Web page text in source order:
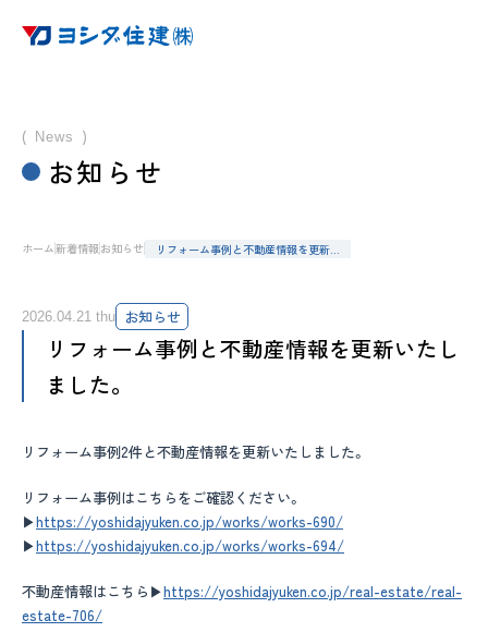
News
お知らせ
ホーム新着情報 お知らせ リフォーム事例と不動産情報を更新…
2026.04.21 thu お知らせ
リフォーム事例と不動産情報を更新いたし
ました。
リフォーム事例2件と不動産情報を更新いたしました。
リフォーム事例はこちらをご確認ください。
▶︎https://yoshidajyuken.co.jp/works/works-690/
▶︎https://yoshidajyuken.co.jp/works/works-694/
不動産情報はこちら▶︎https://yoshidajyuken.co.jp/real-estate/real-
estate-706/
ホーム
特徴
お客様の声
訳ありリフォーム